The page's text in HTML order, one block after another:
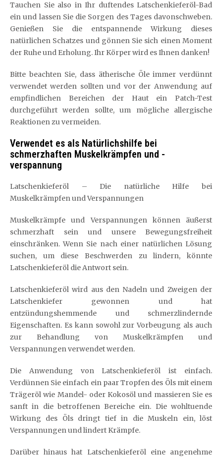
Tauchen Sie also in Ihr duftendes Latschenkieferöl-Bad
ein und lassen Sie die Sorgen des Tages davonschweben.
Genießen Sie die entspannende Wirkung dieses
natürlichen Schatzes und gönnen Sie sich einen Moment
der Ruhe und Erholung. Ihr Körper wird es Ihnen danken!
Bitte beachten Sie, dass ätherische Öle immer verdünnt
verwendet werden sollten und vor der Anwendung auf
empfindlichen Bereichen der Haut ein Patch-Test
durchgeführt werden sollte, um mögliche allergische
Reaktionen zu vermeiden.
Verwendet es als Natürlichshilfe bei
schmerzhaften Muskelkrämpfen und -
verspannung
Latschenkieferöl – Die natürliche Hilfe bei
Muskelkrämpfen und Verspannungen
Muskelkrämpfe und Verspannungen können äußerst
schmerzhaft sein und unsere Bewegungsfreiheit
einschränken. Wenn Sie nach einer natürlichen Lösung
suchen, um diese Beschwerden zu lindern, könnte
Latschenkieferöl die Antwort sein.
Latschenkieferöl wird aus den Nadeln und Zweigen der
Latschenkiefer gewonnen und hat
entzündungshemmende und schmerzlindernde
Eigenschaften. Es kann sowohl zur Vorbeugung als auch
zur Behandlung von Muskelkrämpfen und
Verspannungen verwendet werden.
Die Anwendung von Latschenkieferöl ist einfach.
Verdünnen Sie einfach ein paar Tropfen des Öls mit einem
Trägeröl wie Mandel- oder Kokosöl und massieren Sie es
sanft in die betroffenen Bereiche ein. Die wohltuende
Wirkung des Öls dringt tief in die Muskeln ein, löst
Verspannungen und lindert Krämpfe.
Darüber hinaus hat Latschenkieferöl eine angenehme